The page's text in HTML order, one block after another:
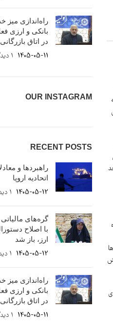
سال است. سهم‌بندی رشد نشان می‌دهد از ۲.۳ واحد
راه‌اندازی میز
بانکی و ارزی
در اتاق بازرگانی
1405-05-11 ۱ دیدگاه
OUR INSTAGRAM
RECENT POSTS
راهبردها و
اتحادیه اروپا
1405-05-12 ۱ دیدگاه
گره‌های
با اصلاح
ارز، باز شد
1405-05-12 ۱ دیدگاه
راه‌اندازی میز
بانکی و ارزی
در اتاق بازرگانی
1405-05-11 ۱ دیدگاه